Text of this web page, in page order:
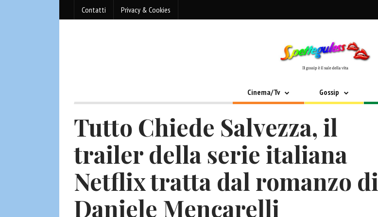
Contatti Privacy & Cookies
Cinema/Tv Gossip
Tutto Chiede Salvezza, il
trailer della serie italiana
Netflix tratta dal romanzo di
Daniele Mencarelli